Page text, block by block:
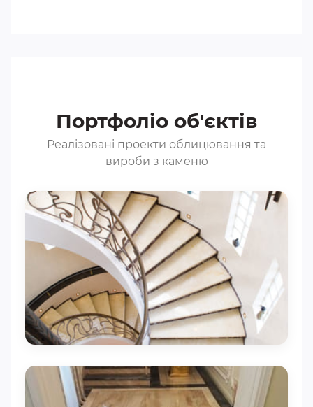
Портфоліо об'єктів
Реалізовані проекти облицювання та
вироби з каменю